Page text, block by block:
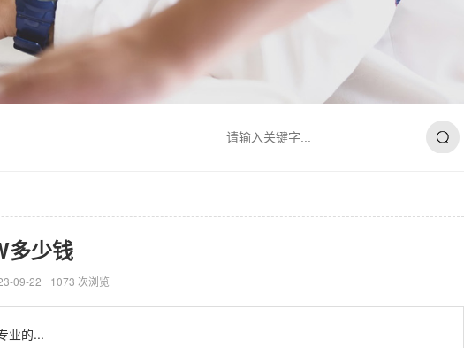
多少钱
09-22 1073 次浏览
业的...